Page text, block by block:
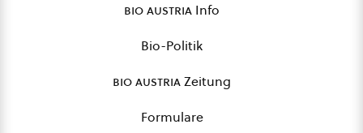
bio austria Info
Bio-Politik
bio austriaZeitung
Formulare